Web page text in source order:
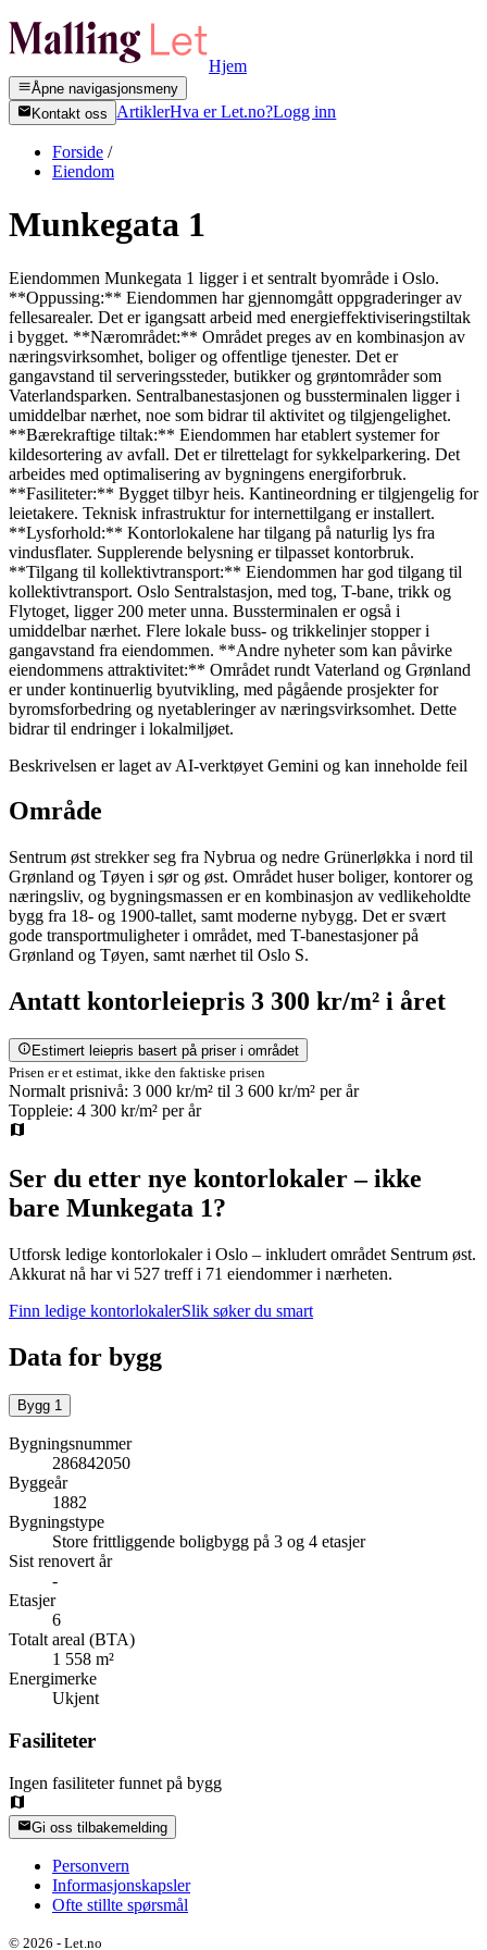
Hjem
Åpne navigasjonsmeny
Kontakt oss
ArtiklerHva er Let.no?Logg inn
Forside /
Eiendom
Munkegata 1
Eiendommen Munkegata 1 ligger i et sentralt byområde i Oslo.
**Oppussing:** Eiendommen har gjennomgått oppgraderinger av
fellesarealer. Det er igangsatt arbeid med energieffektiviseringstiltak
i bygget. **Nærområdet:** Området preges av en kombinasjon av
næringsvirksomhet, boliger og offentlige tjenester. Det er
gangavstand til serveringssteder, butikker og grøntområder som
Vaterlandsparken. Sentralbanestasjonen og bussterminalen ligger i
umiddelbar nærhet, noe som bidrar til aktivitet og tilgjengelighet.
**Bærekraftige tiltak:** Eiendommen har etablert systemer for
kildesortering av avfall. Det er tilrettelagt for sykkelparkering. Det
arbeides med optimalisering av bygningens energiforbruk.
**Fasiliteter:** Bygget tilbyr heis. Kantineordning er tilgjengelig for
leietakere. Teknisk infrastruktur for internettilgang er installert.
**Lysforhold:** Kontorlokalene har tilgang på naturlig lys fra
vindusflater. Supplerende belysning er tilpasset kontorbruk.
**Tilgang til kollektivtransport:** Eiendommen har god tilgang til
kollektivtransport. Oslo Sentralstasjon, med tog, T-bane, trikk og
Flytoget, ligger 200 meter unna. Bussterminalen er også i
umiddelbar nærhet. Flere lokale buss- og trikkelinjer stopper i
gangavstand fra eiendommen. **Andre nyheter som kan påvirke
eiendommens attraktivitet:** Området rundt Vaterland og Grønland
er under kontinuerlig byutvikling, med pågående prosjekter for
byromsforbedring og nyetableringer av næringsvirksomhet. Dette
bidrar til endringer i lokalmiljøet.
Beskrivelsen er laget av AI-verktøyet Gemini og kan inneholde feil
Område
Sentrum øst strekker seg fra Nybrua og nedre Grünerløkka i nord til
Grønland og Tøyen i sør og øst. Området huser boliger, kontorer og
næringsliv, og bygningsmassen er en kombinasjon av vedlikeholdte
bygg fra 18- og 1900-tallet, samt moderne nybygg. Det er svært
gode transportmuligheter i området, med T-banestasjoner på
Grønland og Tøyen, samt nærhet til Oslo S.
Antatt kontorleiepris 3 300 kr/m² i året
Estimert leiepris basert på priser i området
Prisen er et estimat, ikke den faktiske prisen
Normalt prisnivå: 3 000 kr/m² til 3 600 kr/m² per år
Toppleie: 4 300 kr/m² per år
Ser du etter nye kontorlokaler – ikke
bare Munkegata 1?
Utforsk ledige kontorlokaler i Oslo – inkludert området Sentrum øst.
Akkurat nå har vi 527 treff i 71 eiendommer i nærheten.
Finn ledige kontorlokalerSlik søker du smart
Data for bygg
Bygg 1
Bygningsnummer
286842050
Byggeår
1882
Bygningstype
Store frittliggende boligbygg på 3 og 4 etasjer
Sist renovert år
-
Etasjer
6
Totalt areal (BTA)
1 558 m²
Energimerke
Ukjent
Fasiliteter
Ingen fasiliteter funnet på bygg
Gi oss tilbakemelding
Personvern
Informasjonskapsler
Ofte stillte spørsmål
© 2026 - Let.no